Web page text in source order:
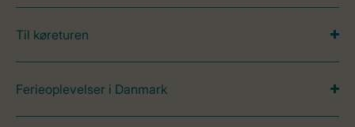
Til køreturen
Ferieoplevelser i Danmark